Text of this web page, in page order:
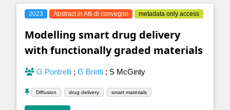
2023 Abstract in Atti di convegno metadata only access
Modelling smart drug delivery
with functionally graded materials
G Pontrelli ; G Bretti ; S McGinty
Diffusion drug delivery smart materials